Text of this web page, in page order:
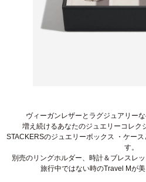
ヴィーガンレザーとラグジュアリー
増え続けるあなたのジュエリーコレク
STACKERSのジュエリーボックス ・ケー
す。
別売のリングホルダー、時計＆ブレスレ
旅行中ではない時のTravel Mが